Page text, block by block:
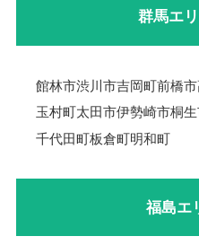
群馬エ
館林市渋川市吉岡町前橋市
玉村町太田市伊勢崎市桐
千代田町板倉町明和町
福島エ